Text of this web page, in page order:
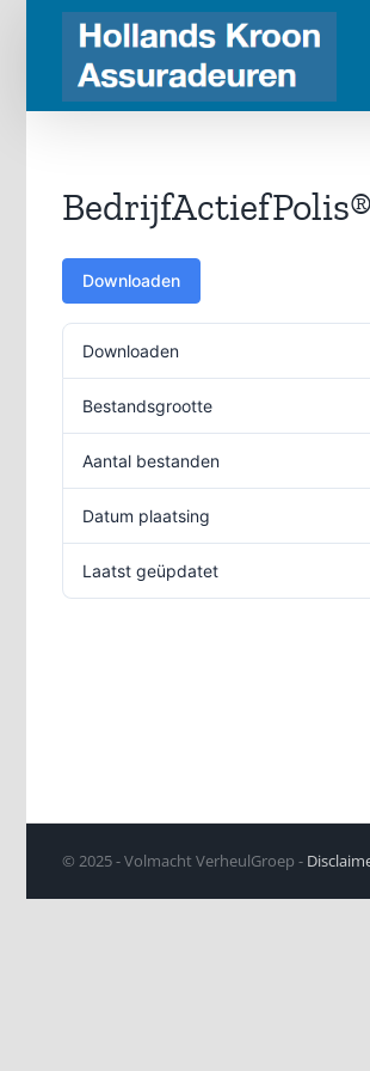
Downloaden
Downloaden
Bestandsgrootte
Aantal bestanden
Datum plaatsing
Laatst geüpdatet
© 2025 - Volmacht VerheulGroep -